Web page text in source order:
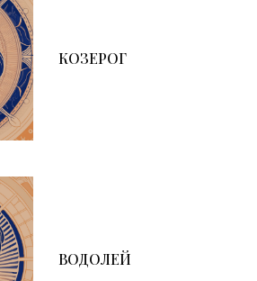
КОЗЕРОГ
ВОДОЛЕЙ